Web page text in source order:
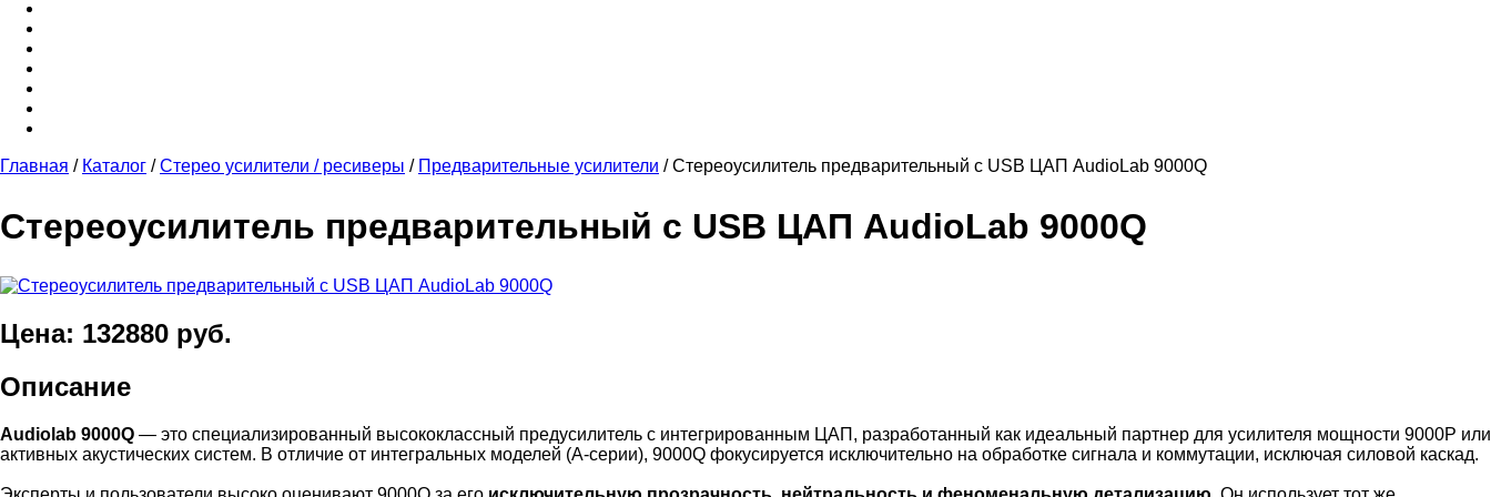
Главная / Каталог /Стерео усилители / ресиверы / Предварительные усилители /Стереоусилитель предварительный с USB ЦАП AudioLab 9000Q
Стереоусилитель предварительный с USB ЦАП AudioLab 9000Q
Цена: 132880 руб.
Описание
Audiolab 9000Q — это специализированный высококлассный предусилитель с интегрированным ЦАП, разработанный как идеальный партнер для усилителя мощности 9000P или
активных акустических систем. В отличие от интегральных моделей (A-серии), 9000Q фокусируется исключительно на обработке сигнала и коммутации, исключая силовой каскад.